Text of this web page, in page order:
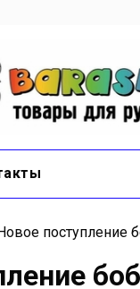
поступление